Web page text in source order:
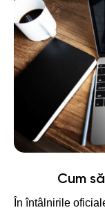
Cum
În întâlnirile